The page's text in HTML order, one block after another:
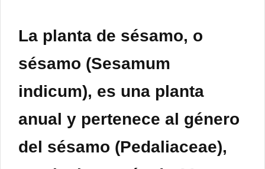
La planta de sésamo, o
sésamo (Sesamum
indicum), es una planta
anual y pertenece al género
del sésamo (Pedaliaceae),